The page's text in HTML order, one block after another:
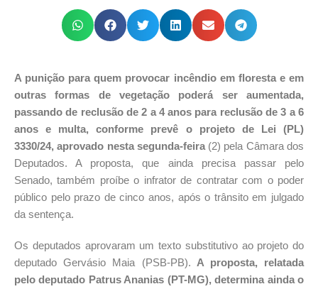
A punição para quem provocar incêndio em floresta e em
outras formas de vegetação poderá ser aumentada,
passando de reclusão de 2 a 4 anos para reclusão de 3 a 6
anos e multa, conforme prevê o projeto de Lei (PL)
3330/24, aprovado nesta segunda-feira(2) pela Câmara dos
Deputados. A proposta, que ainda precisa passar pelo
Senado, também proíbe o infrator de contratar com o poder
público pelo prazo de cinco anos, após o trânsito em julgado
da sentença.
Os deputados aprovaram um texto substitutivo ao projeto do
deputado Gervásio Maia (PSB-PB). A proposta, relatada
pelo deputado Patrus Ananias (PT-MG), determina ainda o